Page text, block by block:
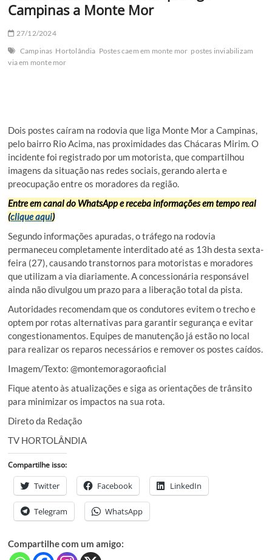
Campinas a Monte Mor
27/12/2024
Campinas Hortolândia Postes caem em monte mor postes inviabilizam
via em monte mor
Dois postes caíram na rodovia que liga Monte Mor a Campinas,
pelo bairro Rio Acima, nas proximidades das Chácaras Mirim. O
incidente foi registrado por um motorista, que compartilhou
imagens da situação nas redes sociais, gerando alerta e
preocupação entre os moradores da região.
Entre em canal do WhatsApp e receba informações em tempo real
(clique aqui)
Segundo informações apuradas, o tráfego na rodovia
permaneceu completamente interditado até as 13h desta sexta-
feira (27), causando transtornos para motoristas e moradores
que utilizam a via diariamente. A concessionária responsável
ainda não divulgou um prazo para a liberação total da pista.
Autoridades recomendam que os condutores evitem o trecho e
optem por rotas alternativas para garantir segurança e evitar
congestionamentos. Equipes de manutenção já estão no local
para realizar os reparos necessários e remover os postes caídos.
Imagem/Texto: @montemoragoraoficial
Fique atento às atualizações e siga as orientações de trânsito
para minimizar os impactos na sua rota.
Direto da Redação
TV HORTOLÂNDIA
Compartilhe isso:
Twitter Facebook LinkedIn
Telegram WhatsApp
Compartilhe com um amigo: